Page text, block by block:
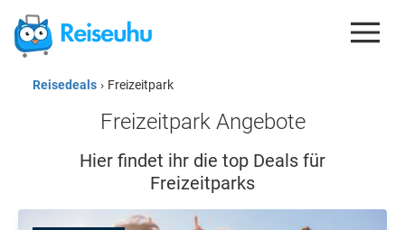
REISEDEALS
GUTSCHEINE
KREDITKARTEN
ESIM
Reisedeals › Freizeitpark
Freizeitpark Angebote
Hier findet ihr die top Deals für
Freizeitparks